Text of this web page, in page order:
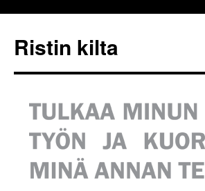
Ristin kilta